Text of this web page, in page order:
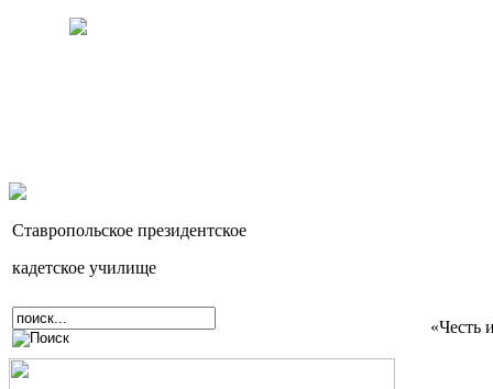
Ставропольское президентское
кадетское училище
«Честь